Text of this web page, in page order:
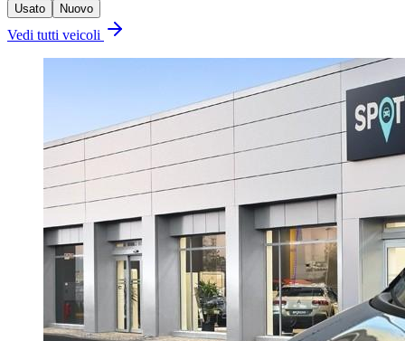
Usato Nuovo
Vedi tutti veicoli